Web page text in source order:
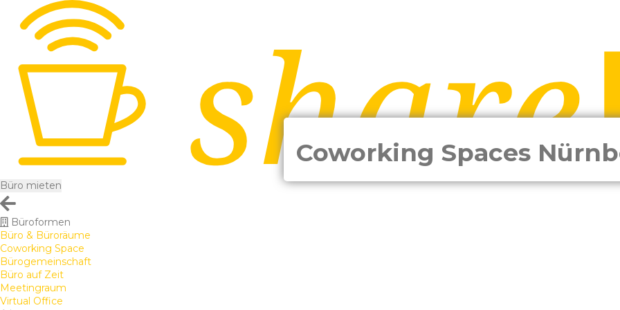
Büro mieten
Büroformen
Büro & Büroräume
Coworking Space
Bürogemeinschaft
Büro auf Zeit
Meetingraum
Virtual Office
Coworking Spaces